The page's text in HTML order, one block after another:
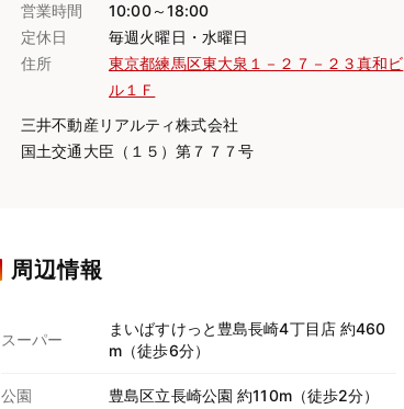
営業時間
10:00～18:00
定休日
毎週火曜日・水曜日
住所
東京都練馬区東大泉１－２７－２３真和ビ
ル１Ｆ
三井不動産リアルティ株式会社
国土交通大臣（１５）第７７７号
周辺情報
スーパー
まいばすけっと豊島長崎4丁目店 約460
m（徒歩6分）
公園 豊島区立長崎公園 約110m（徒歩2分）